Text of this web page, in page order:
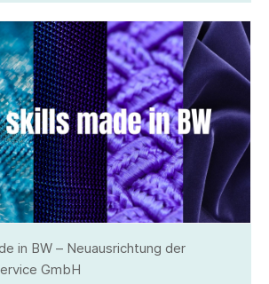
in BW – Neuausrichtung der
GmbH